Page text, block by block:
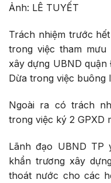
Ảnh: LÊ TUYẾT
Trách nhiệm trước
trong việc tham
xây dựng UBND
Dừa trong việc buông
Ngoài ra có trách
trong việc ký 2 GPXD
Lãnh đạo UBND TP
khẩn trương xây
thoát nước cho các